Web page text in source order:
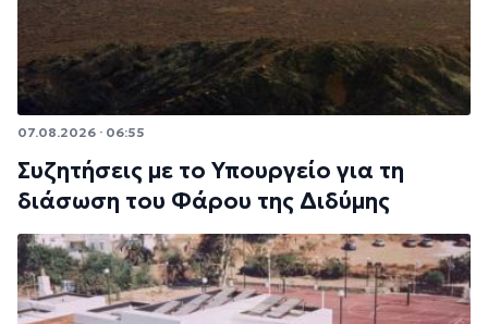
07.08.2026 · 06:55
Συζητήσεις με το Υπουργείο για τη
διάσωση του Φάρου της Διδύμης